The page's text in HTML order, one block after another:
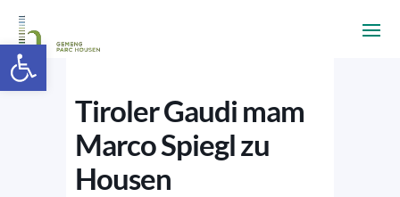
Tiroler Gaudi mam
Marco Spiegl zu
Housen
Ouvrir la barre d’outils